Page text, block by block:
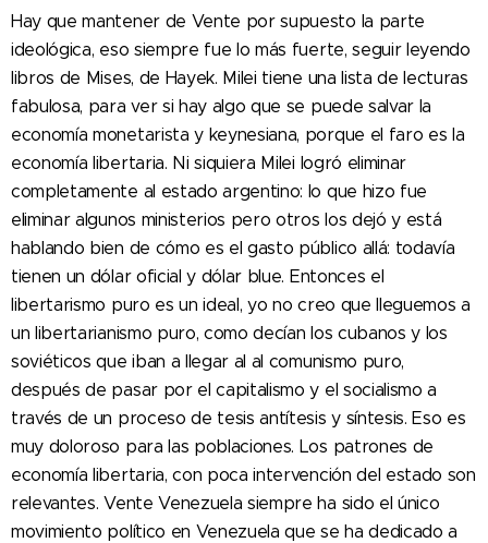
Hay que mantener de Vente por supuesto la parte
ideológica, eso siempre fue lo más fuerte, seguir leyendo
libros de Mises, de Hayek. Milei tiene una lista de lecturas
fabulosa, para ver si hay algo que se puede salvar la
economía monetarista y keynesiana, porque el faro es la
economía libertaria. Ni siquiera Milei logró eliminar
completamente al estado argentino: lo que hizo fue
eliminar algunos ministerios pero otros los dejó y está
hablando bien de cómo es el gasto público allá: todavía
tienen un dólar oficial y dólar blue. Entonces el
libertarismo puro es un ideal, yo no creo que lleguemos a
un libertarianismo puro, como decían los cubanos y los
soviéticos que iban a llegar al al comunismo puro,
después de pasar por el capitalismo y el socialismo a
través de un proceso de tesis antítesis y síntesis. Eso es
muy doloroso para las poblaciones. Los patrones de
economía libertaria, con poca intervención del estado son
relevantes. Vente Venezuela siempre ha sido el único
movimiento político en Venezuela que se ha dedicado a